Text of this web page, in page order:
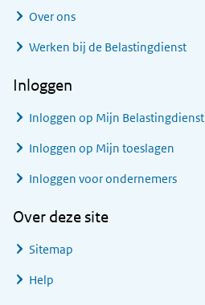
Over ons
Werken bij de Belastingdienst
Inloggen
Inloggen op Mijn Belastingdienst
Inloggen op Mijn toeslagen
Inloggen voor ondernemers
Over deze site
Sitemap
Help